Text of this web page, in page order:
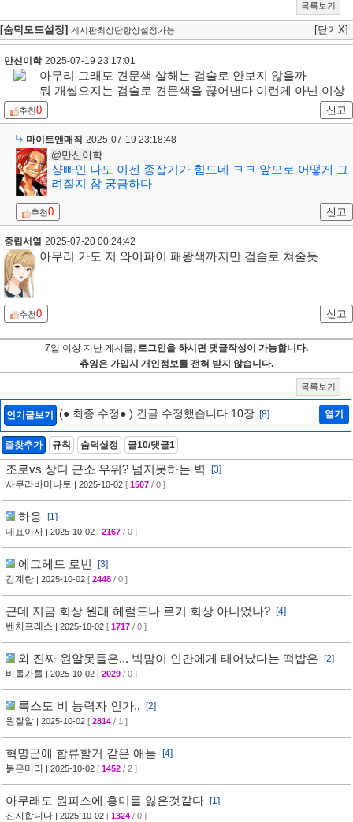
목록보기
[숨덕모드설정] 게시판최상단항상설정가능 [닫기X]
만신이학 2025-07-19 23:17:01
아무리 그래도 견문색 살해는 검술로 안보지 않을까
뭐 개씹오지는 검술로 견문색을 끊어낸다 이런게 아닌 이상
추천0 신고
마이트앤매직 2025-07-19 23:18:48
@만신이학
샹빠인 나도 이젠 종잡기가 힘드네 ㅋㅋ 앞으로 어떻게 그
려질지 참 궁금하다
추천0 신고
중립서열 2025-07-20 00:24:42
아무리 가도 저 와이파이 패왕색까지만 검술로 쳐줄듯
추천0 신고
7일 이상 지난 게시물, 로그인을 하시면 댓글작성이 가능합니다.
츄잉은 가입시 개인정보를 전혀 받지 않습니다.
목록보기
인기글보기 (● 최종 수정● ) 긴글 수정했습니다 10장 [8] 열기
즐찾추가 규칙 숨덕설정 글10/댓글1
조로vs 상디 근소 우위? 넘지못하는 벽
[3]
사쿠라바미나토 | 2025-10-02 [ 1507 / 0 ]
하응
[1]
대표이사 | 2025-10-02 [ 2167 / 0 ]
에그헤드 로빈
[3]
김계란 | 2025-10-02 [ 2448 / 0 ]
근데 지금 회상 원래 헤럴드나 로키 회상 아니었나?
[4]
벤치프레스 | 2025-10-02 [ 1717 / 0 ]
와 진짜 원알못들은... 빅맘이 인간에게 태어났다는 떡밥은
[2]
비롤가틀 | 2025-10-02 [ 2029 / 0 ]
록스도 비 능력자 인가..
[2]
원잘알 | 2025-10-02 [ 2814 / 1 ]
혁명군에 합류할거 같은 애들
[4]
붉은머리
| 2025-10-02 [ 1452 / 2 ]
아무래도 원피스에 흥미를 잃은것같다
[1]
진지합니다 | 2025-10-02 [ 1324 / 0 ]